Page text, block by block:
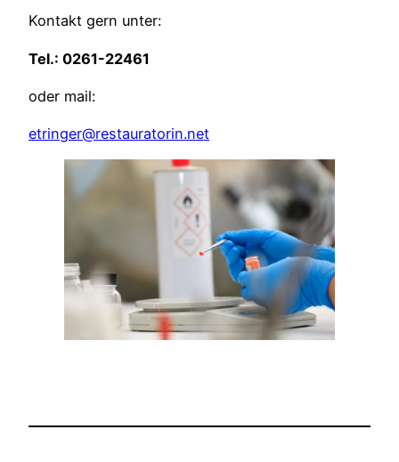
Kontakt gern unter:
Tel.: 0261-22461
oder mail:
etringer@restauratorin.net